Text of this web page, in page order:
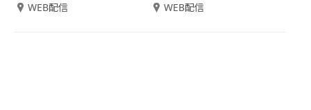
WEB配信 WEB配信